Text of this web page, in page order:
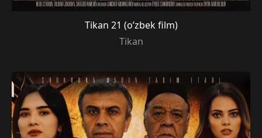
Tikan 21 (o’zbek film)
Tikan